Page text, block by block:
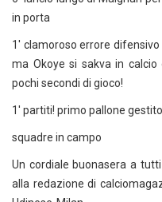
in porta
1' clamoroso errore
ma Okoye si sakva in
pochi secondi di gioco!
1' partiti! primo pallone
squadre in campo
Un cordiale buonasera a
alla redazione di